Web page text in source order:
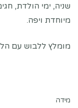
שניה, ימי הולדת,
מיוחדת ויפה.
מומלץ ללבוש עם
מידה